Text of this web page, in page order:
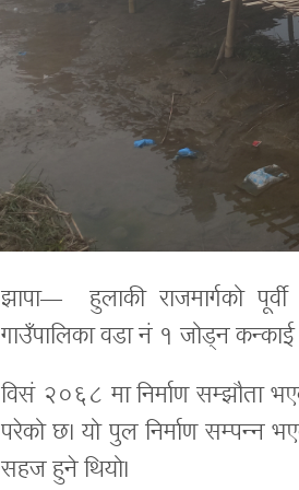
झापा— हुलाकी राजमार्गको
गाउँपालिका वडा नं १ जोड्न
विसं २०६८ मा निर्माण सम्झौता
परेको छ। यो पुल निर्माण सम्पन्न
सहज हुने थियो।